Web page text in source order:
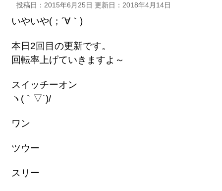
投稿日：2015年6月25日 更新日： 2018年4月14日
いやいや(；´∀｀)
本日2回目の更新です。
回転率上げていきますよ～
スイッチーオン
ヽ(｀▽´)/
ワン
ツウー
スリー